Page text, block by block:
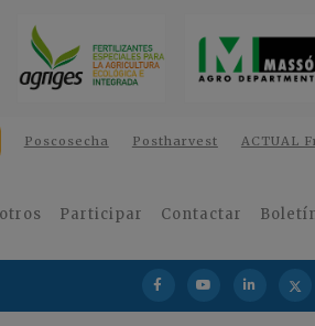
Poscosecha Postharvest ACTUAL
Participar Contactar